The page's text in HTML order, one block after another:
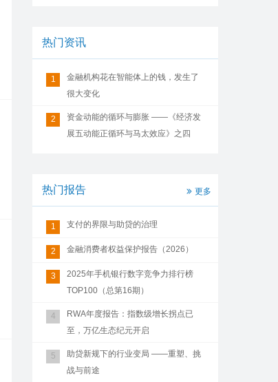
热门资讯
1
金融机构花在智能体上的钱，发生了
很大变化
2
资金动能的循环与膨胀 ——《经济发
展五动能正循环与马太效应》之四
热门报告 更多
1 支付的界限与助贷的治理
2 金融消费者权益保护报告（2026）
3
2025年手机银行数字竞争力排行榜
TOP100（总第16期）
4
RWA年度报告：指数级增长拐点已
至，万亿生态纪元开启
5
助贷新规下的行业变局 ——重塑、挑
战与前途